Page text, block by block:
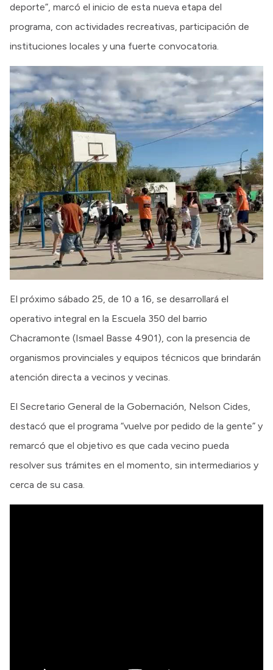
deporte”, marcó el inicio de esta nueva etapa del
programa, con actividades recreativas, participación de
instituciones locales y una fuerte convocatoria.
El próximo sábado 25, de 10 a 16, se desarrollará el
operativo integral en la Escuela 350 del barrio
Chacramonte (Ismael Basse 4901), con la presencia de
organismos provinciales y equipos técnicos que brindarán
atención directa a vecinos y vecinas.
El Secretario General de la Gobernación, Nelson Cides,
destacó que el programa “vuelve por pedido de la gente” y
remarcó que el objetivo es que cada vecino pueda
resolver sus trámites en el momento, sin intermediarios y
cerca de su casa.